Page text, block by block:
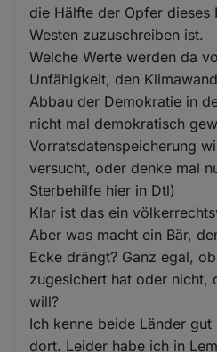
die Hälfte der Opfer dieses
Westen zuzuschreiben ist.
Welche Werte werden da
Unfähigkeit, den
Abbau der Demokratie in
nicht mal demokratisch
Vorratsdatenspeicherung
versucht, oder denke mal
Sterbehilfe hier in Dtl)
Klar ist das ein
Aber was macht ein Bär,
Ecke drängt? Ganz egal,
zugesichert hat oder nicht,
will?
Ich kenne beide Länder gut
dort. Leider habe ich in